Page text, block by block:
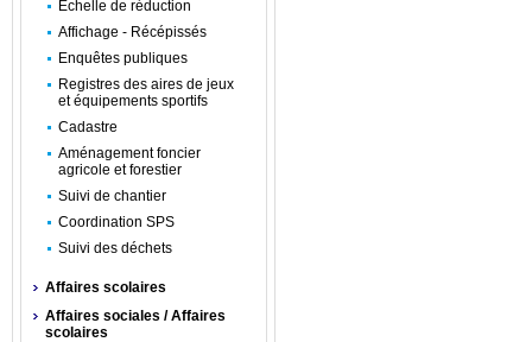
Échelle de réduction
Affichage - Récépissés
Enquêtes publiques
Registres des aires de jeux
et équipements sportifs
Cadastre
Aménagement foncier
agricole et forestier
Suivi de chantier
Coordination SPS
Suivi des déchets
Affaires scolaires
Affaires sociales / Affaires
scolaires